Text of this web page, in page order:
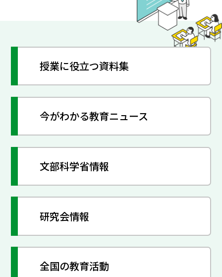
授業に役立つ資料集
今がわかる教育ニュース
文部科学省情報
研究会情報
全国の教育活動